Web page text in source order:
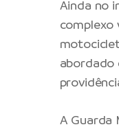
Ainda no
complexo
abordado
A Guarda